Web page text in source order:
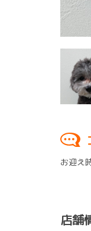
お迎え
店舗